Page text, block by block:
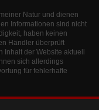
Natur und dienen
Informationen sind nicht
haben keinen
Händler überprüft
der Website aktuell
sich allerdings
für fehlerhafte